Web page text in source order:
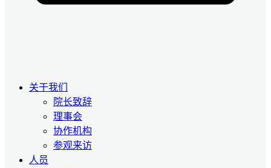
关于我们
院长致辞
理事会
协作机构
参观来访
人员